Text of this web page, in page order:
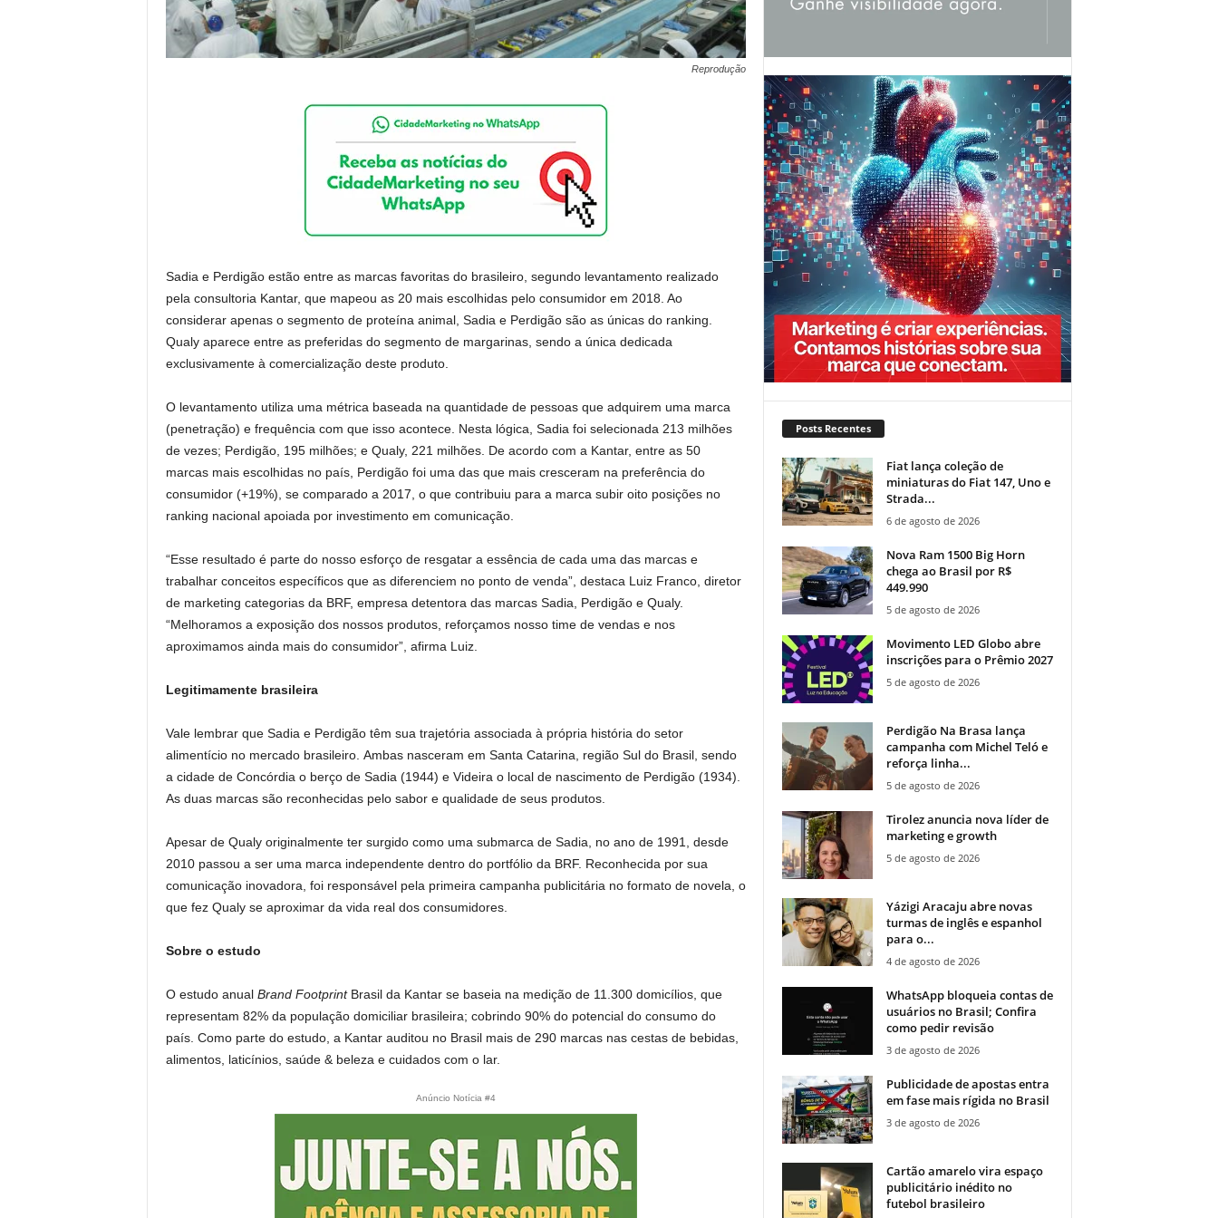
Reprodução
Sadia e Perdigão estão entre as marcas favoritas do brasileiro, segundo levantamento realizado
pela consultoria Kantar, que mapeou as 20 mais escolhidas pelo consumidor em 2018. Ao
considerar apenas o segmento de proteína animal, Sadia e Perdigão são as únicas do ranking.
Qualy aparece entre as preferidas do segmento de margarinas, sendo a única dedicada
exclusivamente à comercialização deste produto.
O levantamento utiliza uma métrica baseada na quantidade de pessoas que adquirem uma marca
(penetração) e frequência com que isso acontece. Nesta lógica, Sadia foi selecionada 213 milhões
de vezes; Perdigão, 195 milhões; e Qualy, 221 milhões. De acordo com a Kantar, entre as 50
marcas mais escolhidas no país, Perdigão foi uma das que mais cresceram na preferência do
consumidor (+19%), se comparado a 2017, o que contribuiu para a marca subir oito posições no
ranking nacional apoiada por investimento em comunicação.
“Esse resultado é parte do nosso esforço de resgatar a essência de cada uma das marcas e
trabalhar conceitos específicos que as diferenciem no ponto de venda”, destaca Luiz Franco, diretor
de marketing categorias da BRF, empresa detentora das marcas Sadia, Perdigão e Qualy.
“Melhoramos a exposição dos nossos produtos, reforçamos nosso time de vendas e nos
aproximamos ainda mais do consumidor”, afirma Luiz.
Legitimamente brasileira
Vale lembrar que Sadia e Perdigão têm sua trajetória associada à própria história do setor
alimentício no mercado brasileiro. Ambas nasceram em Santa Catarina, região Sul do Brasil, sendo
a cidade de Concórdia o berço de Sadia (1944) e Videira o local de nascimento de Perdigão (1934).
As duas marcas são reconhecidas pelo sabor e qualidade de seus produtos.
Apesar de Qualy originalmente ter surgido como uma submarca de Sadia, no ano de 1991, desde
2010 passou a ser uma marca independente dentro do portfólio da BRF. Reconhecida por sua
comunicação inovadora, foi responsável pela primeira campanha publicitária no formato de novela, o
que fez Qualy se aproximar da vida real dos consumidores.
Sobre o estudo
O estudo anual Brand FootprintBrasil da Kantar se baseia na medição de 11.300 domicílios, que
representam 82% da população domiciliar brasileira; cobrindo 90% do potencial do consumo do
país. Como parte do estudo, a Kantar auditou no Brasil mais de 290 marcas nas cestas de bebidas,
alimentos, laticínios, saúde & beleza e cuidados com o lar.
Anúncio Notícia #4
Posts Recentes
Fiat lança coleção de
miniaturas do Fiat 147, Uno e
Strada...
6 de agosto de 2026
Nova Ram 1500 Big Horn
chega ao Brasil por R$
449.990
5 de agosto de 2026
Movimento LED Globo abre
inscrições para o Prêmio 2027
5 de agosto de 2026
Perdigão Na Brasa lança
campanha com Michel Teló e
reforça linha...
5 de agosto de 2026
Tirolez anuncia nova líder de
marketing e growth
5 de agosto de 2026
Yázigi Aracaju abre novas
turmas de inglês e espanhol
para o...
4 de agosto de 2026
WhatsApp bloqueia contas de
usuários no Brasil; Confira
como pedir revisão
3 de agosto de 2026
Publicidade de apostas entra
em fase mais rígida no Brasil
3 de agosto de 2026
Cartão amarelo vira espaço
publicitário inédito no
futebol brasileiro